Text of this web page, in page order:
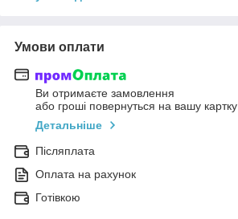
Умови оплати
Ви отримаєте замовлення
або гроші повернуться на вашу картку
Детальніше
Післяплата
Оплата на рахунок
Готівкою